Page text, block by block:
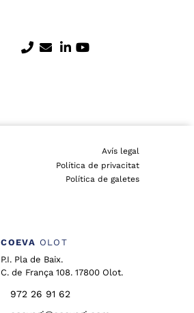
Avís legal
Política de privacitat
Política de galetes
COEVA OLOT
P.I. Pla de Baix.
C. de França 108. 17800 Olot.
972 26 91 62